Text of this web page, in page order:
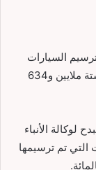
السيارات
حتى 13 نوفمبر الجاري بمحافظة صنعاء مليار وستة ملايين و634
لوكالة الأنباء
التي تم ترسيمها